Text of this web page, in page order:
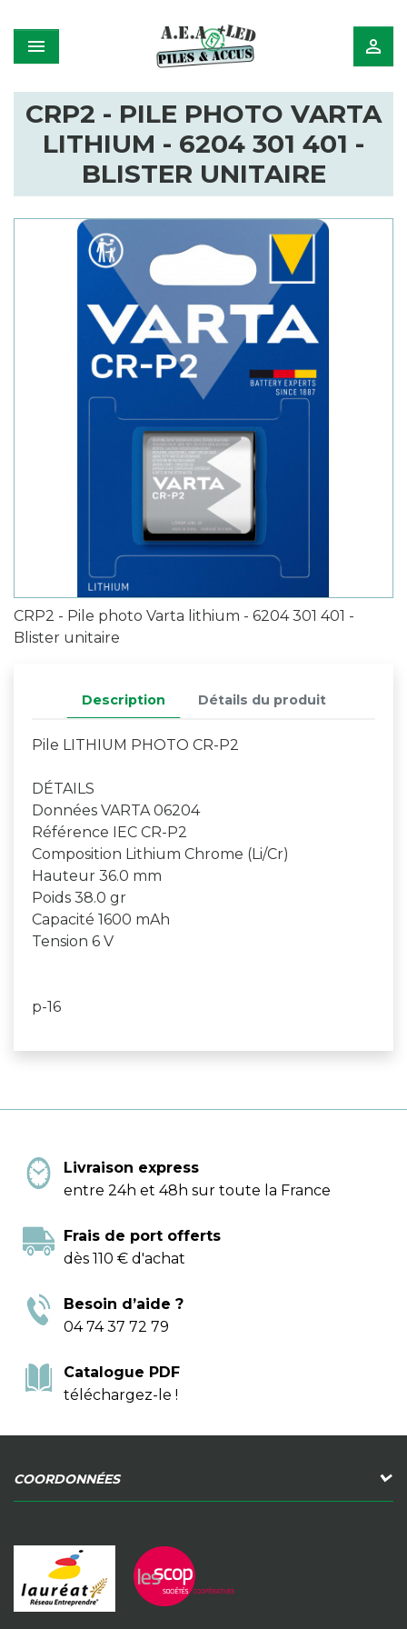


CRP2 - PILE PHOTO VARTA
LITHIUM - 6204 301 401 -
BLISTER UNITAIRE
CRP2 - Pile photo Varta lithium - 6204 301 401 -
Blister unitaire
Description Détails du produit
Pile LITHIUM PHOTO CR-P2
DÉTAILS
Données VARTA 06204
Référence IEC CR-P2
Composition Lithium Chrome (Li/Cr)
Hauteur 36.0 mm
Poids 38.0 gr
Capacité 1600 mAh
Tension 6 V
p-16
Livraison express
entre 24h et 48h sur toute la France
Frais de port offerts
dès 110 € d'achat
Besoin d’aide ?
04 74 37 72 79
Catalogue PDF
téléchargez-le !
COORDONNÉES